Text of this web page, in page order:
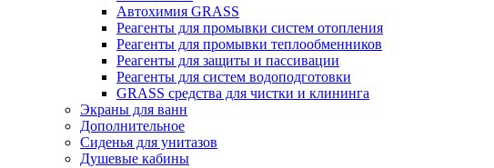
Автохимия GRASS
Реагенты для промывки систем отопления
Реагенты для промывки теплообменников
Реагенты для защиты и пассивации
Реагенты для систем водоподготовки
GRASS средства для чистки и клининга
Экраны для ванн
Дополнительное
Сиденья для унитазов
Душевые кабины